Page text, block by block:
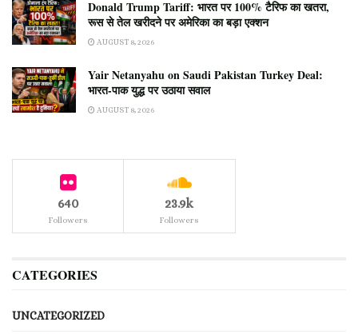
Donald Trump Tariff: भारत पर 100% टैरिफ का खतरा,
रूस से तेल खरीदने पर अमेरिका का बड़ा एक्शन
AUGUST 8, 2026
Yair Netanyahu on Saudi Pakistan Turkey Deal:
भारत-पाक युद्ध पर उठाया सवाल
AUGUST 8, 2026
640
Followers
23.9k
Followers
CATEGORIES
UNCATEGORIZED